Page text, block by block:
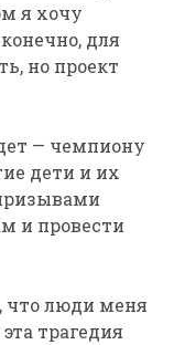
я хочу
для
но проект
— чемпиону
дети и их
и провести
что люди меня
трагедия